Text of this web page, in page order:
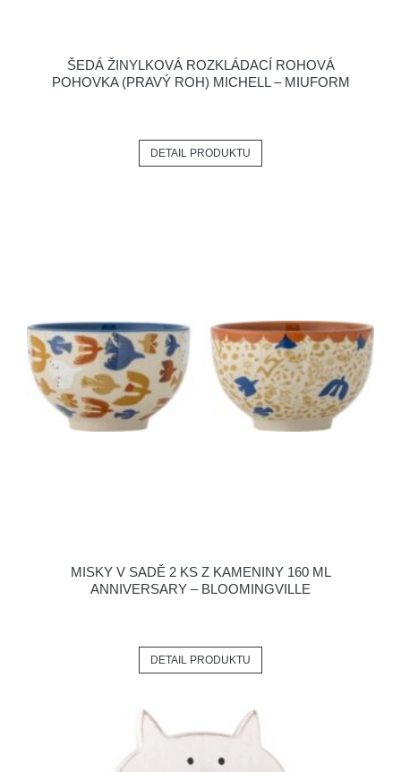
ŠEDÁ ŽINYLKOVÁ ROZKLÁDACÍ ROHOVÁ
POHOVKA (PRAVÝ ROH) MICHELL – MIUFORM
DETAIL PRODUKTU
MISKY V SADĚ 2 KS Z KAMENINY 160 ML
ANNIVERSARY – BLOOMINGVILLE
DETAIL PRODUKTU